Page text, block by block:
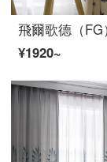
¥1920~